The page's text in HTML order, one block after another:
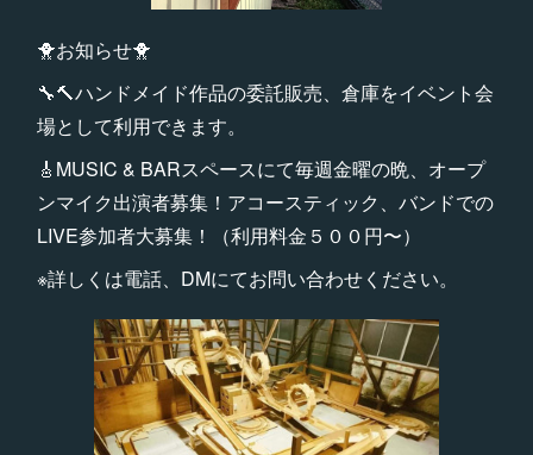
🐥お知らせ🐥
🔧🔨ハンドメイド作品の委託販売、倉庫をイベント会
場として利用できます。
🎸MUSIC & BARスペースにて毎週金曜の晩、オープ
ンマイク出演者募集！アコースティック、バンドでの
LIVE参加者大募集！（利用料金５００円〜）
※詳しくは電話、DMにてお問い合わせください。